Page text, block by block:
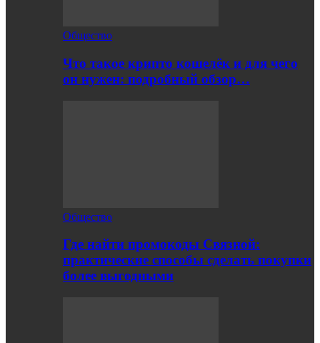
Общество
Что такое крипто кошелёк и для чего
он нужен: подробный обзор…
Общество
Где найти промокоды Связной:
практические способы сделать покупки
более выгодными